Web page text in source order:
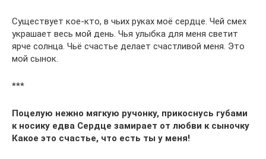
Существует кое-кто, в чьих руках моё сердце. Чей смех
украшает весь мой день. Чья улыбка для меня светит
ярче солнца. Чьё счастье делает счастливой меня. Это
мой сынок.
***
Поцелую нежно мягкую ручонку, прикоснусь губами
к носику едва Сердце замирает от любви к сыночку
Какое это счастье, что есть ты у меня!